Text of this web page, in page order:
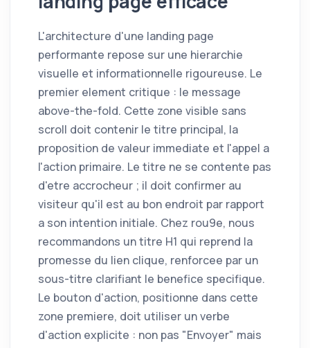
L'architecture d'une landing page
performante repose sur une hierarchie
visuelle et informationnelle rigoureuse. Le
premier element critique : le message
above-the-fold. Cette zone visible sans
scroll doit contenir le titre principal, la
proposition de valeur immediate et l'appel a
l'action primaire. Le titre ne se contente pas
d'etre accrocheur ; il doit confirmer au
visiteur qu'il est au bon endroit par rapport
a son intention initiale. Chez rou9e, nous
recommandons un titre H1 qui reprend la
promesse du lien clique, renforcee par un
sous-titre clarifiant le benefice specifique.
Le bouton d'action, positionne dans cette
zone premiere, doit utiliser un verbe
d'action explicite : non pas "Envoyer" mais